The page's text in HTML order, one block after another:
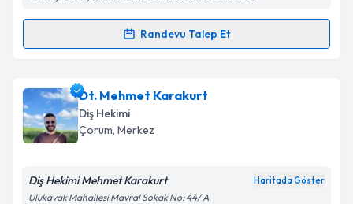
Kişisel verilerimin işlenmesine ilişkinAydınlatma
'ni okudum ve kişisel verilerimin belirtilen
kapsamda işlenmesini kabul ediyorum.
Takvim Talebini Gönder
Randevu Talep Et
Randevu Takvimi Talebi
Dt. Seval Songül Sezeriçin randevu takvimi talebi
oluşturun. Size bu uzmandan randevu almanız için bir
takvim hazırlandığında e-posta ile bilgilendireceğiz.
Dt. Mehmet Karakurt
Diş Hekimi
Çorum, Merkez
Diş Hekimi Mehmet Karakurt Haritada Göster
Ulukavak Mahallesi Mavral Sokak No: 44/ A